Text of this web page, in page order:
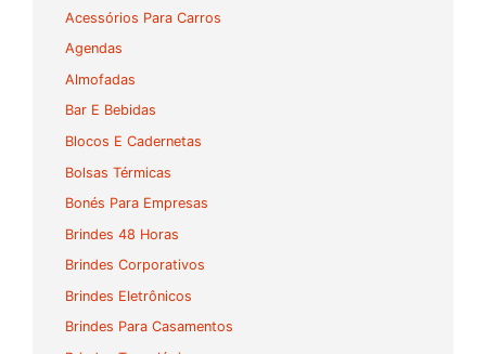
Acessórios Para Carros
Agendas
Almofadas
Bar E Bebidas
Blocos E Cadernetas
Bolsas Térmicas
Bonés Para Empresas
Brindes 48 Horas
Brindes Corporativos
Brindes Eletrônicos
Brindes Para Casamentos